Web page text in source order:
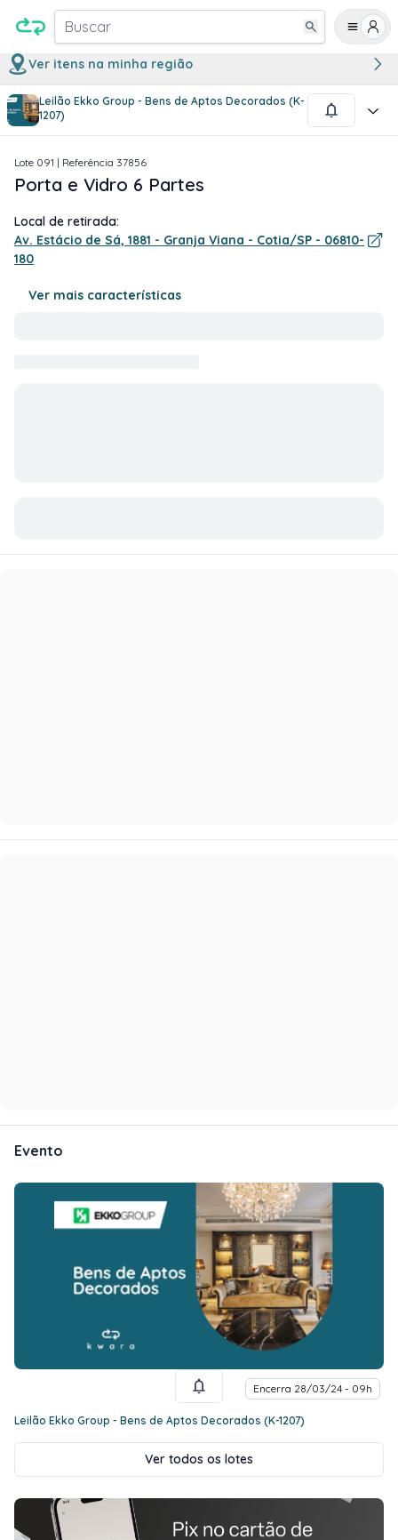
Buscar
Ver itens na minha região
Leilão Ekko Group - Bens de Aptos Decorados (K-
1207)
1/1
Lote 091 | Referência 37856
Porta e Vidro 6 Partes
Local de retirada:
Av. Estácio de Sá, 1881 - Granja Viana - Cotia/SP - 06810-
180
Ver mais características
Evento
Encerra 28/03/24 - 09h
Leilão Ekko Group - Bens de Aptos Decorados (K-1207)
Ver todos os lotes